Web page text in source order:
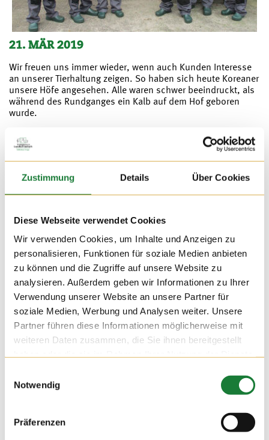
Zustimmung Details Über Cookies
Diese Webseite verwendet Cookies
Wir verwenden Cookies, um Inhalte und Anzeigen zu
personalisieren, Funktionen für soziale Medien anbieten
zu können und die Zugriffe auf unsere Website zu
analysieren. Außerdem geben wir Informationen zu Ihrer
Verwendung unserer Website an unsere Partner für
soziale Medien, Werbung und Analysen weiter. Unsere
Partner führen diese Informationen möglicherweise mit
weiteren Daten zusammen, die Sie ihnen bereitgestellt
Notwendig
Präferenzen
21. MÄR 2019
Wir freuen uns immer wieder, wenn auch Kunden Interesse
an unserer Tierhaltung zeigen. So haben sich heute Koreaner
unsere Höfe angesehen. Alle waren schwer beeindruckt, als
während des Rundganges ein Kalb auf dem Hof geboren
wurde.